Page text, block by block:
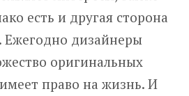
есть и другая сторона
Ежегодно дизайнеры
оригинальных
право на жизнь. И